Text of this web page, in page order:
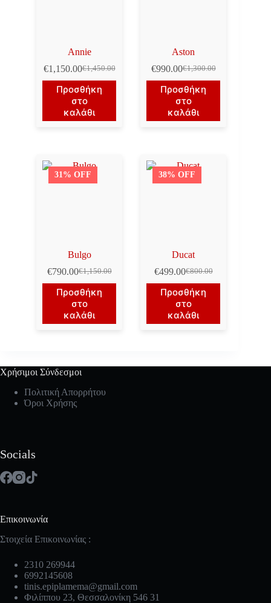
Annie
€1,450.00
Original
price
was:
€1,450.00.
€1,150.00Η
τρέχουσα
τιμή
είναι:
€1,150.00.
Προσθήκη
στο
καλάθι
Aston
€1,300.00
Original
price
was:
€1,300.00.
€990.00Η
τρέχουσα
τιμή
είναι:
€990.00.
Προσθήκη
στο
καλάθι
31% OFF
Bulgo
€1,150.00
Original
price
was:
€1,150.00.
€790.00Η
τρέχουσα
τιμή
είναι:
€790.00.
Προσθήκη
στο
καλάθι
38% OFF
Ducat
€800.00
Original
price
was:
€800.00.
€499.00Η
τρέχουσα
τιμή
είναι:
€499.00.
Προσθήκη
στο
καλάθι
Χρήσιμοι Σύνδεσμοι
Πολιτική Απορρήτου
Όροι Χρήσης
Socials
Επικοινωνία
Στοιχεία Επικοινωνίας :
2310 269944
6992145608
tinis.epiplamema@gmail.com
Φιλίππου 23, Θεσσαλονίκη 546 31